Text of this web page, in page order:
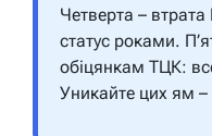
Четверта –
статус роками.
обіцянкам ТЦК:
Уникайте цих ям –